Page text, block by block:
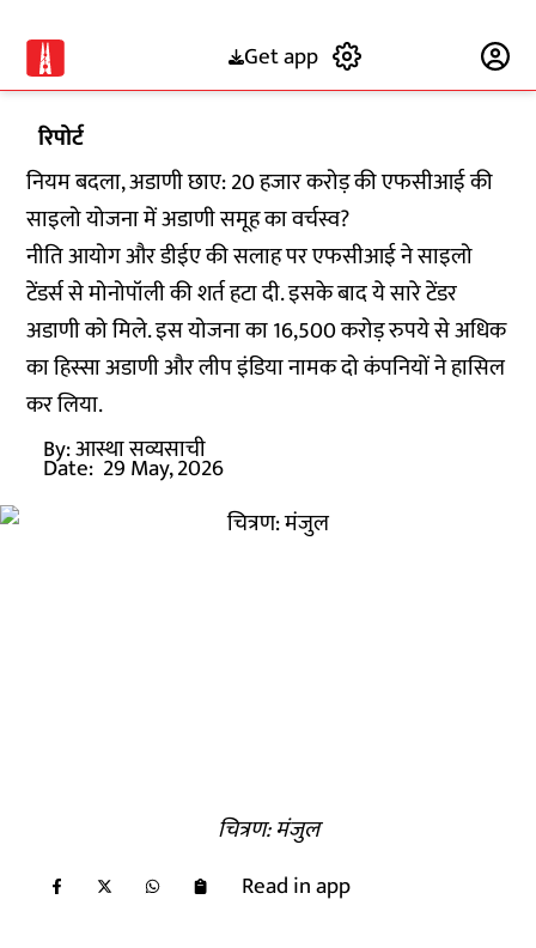
Get app
रिपोर्ट
नियम बदला, अडाणी छाए: 20 हजार करोड़ की एफसीआई की
साइलो योजना में अडाणी समूह का वर्चस्व?
नीति आयोग और डीईए की सलाह पर एफसीआई ने साइलो
टेंडर्स से मोनोपॉली की शर्त हटा दी. इसके बाद ये सारे टेंडर
अडाणी को मिले. इस योजना का 16,500 करोड़ रुपये से अधिक
का हिस्सा अडाणी और लीप इंडिया नामक दो कंपनियों ने हासिल
कर लिया.
By:आस्था सव्यसाची
Date: 29 May, 2026
चित्रण: मंजुल
Read in app